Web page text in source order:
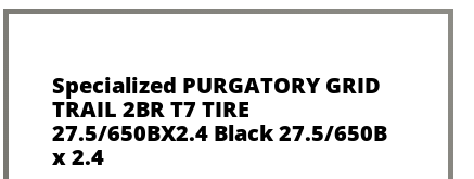
Specialized PURGATORY GRID
TRAIL 2BR T7 TIRE
27.5/650BX2.4 Black 27.5/650B
x 2.4